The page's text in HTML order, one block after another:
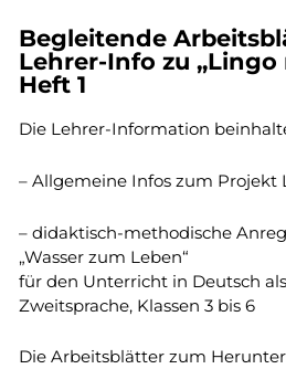
Begleitende
Lehrer-Info zu „Lingo
Heft 1
Die Lehrer-Information
– Allgemeine Infos zum Projekt
– didaktisch-methodische
„Wasser zum Leben“
für den Unterricht in Deutsch
Zweitsprache, Klassen 3 bis 6
Die Arbeitsblätter zum